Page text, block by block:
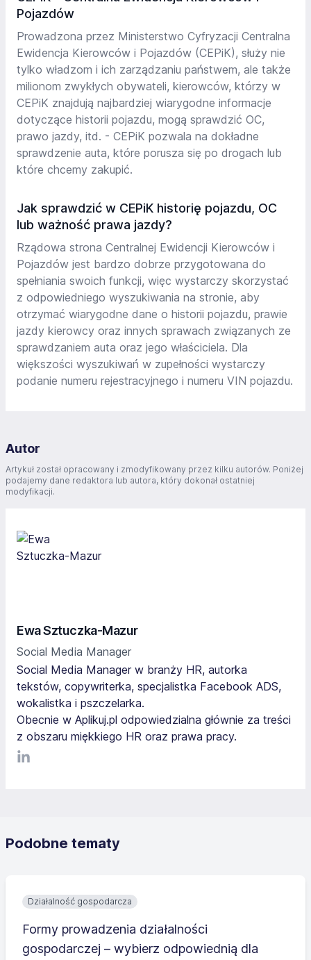
Pojazdów
Prowadzona przez Ministerstwo Cyfryzacji Centralna
Ewidencja Kierowców i Pojazdów (CEPiK), służy nie
tylko władzom i ich zarządzaniu państwem, ale także
milionom zwykłych obywateli, kierowców, którzy w
CEPiK znajdują najbardziej wiarygodne informacje
dotyczące historii pojazdu, mogą sprawdzić OC,
prawo jazdy, itd. - CEPiK pozwala na dokładne
sprawdzenie auta, które porusza się po drogach lub
które chcemy zakupić.
Jak sprawdzić w CEPiK historię pojazdu, OC
lub ważność prawa jazdy?
Rządowa strona Centralnej Ewidencji Kierowców i
Pojazdów jest bardzo dobrze przygotowana do
spełniania swoich funkcji, więc wystarczy skorzystać
z odpowiedniego wyszukiwania na stronie, aby
otrzymać wiarygodne dane o historii pojazdu, prawie
jazdy kierowcy oraz innych sprawach związanych ze
sprawdzaniem auta oraz jego właściciela. Dla
większości wyszukiwań w zupełności wystarczy
podanie numeru rejestracyjnego i numeru VIN pojazdu.
Autor
Artykuł został opracowany i zmodyfikowany przez kilku autorów. Poniżej
podajemy dane redaktora lub autora, który dokonał ostatniej
modyfikacji.
Ewa Sztuczka-Mazur
Social Media Manager
Social Media Manager w branży HR, autorka
tekstów, copywriterka, specjalistka Facebook ADS,
wokalistka i pszczelarka.
Obecnie w Aplikuj.pl odpowiedzialna głównie za treści
z obszaru miękkiego HR oraz prawa pracy.
LinkediIn
Podobne tematy
Działalność gospodarcza
Formy prowadzenia działalności
gospodarczej – wybierz odpowiednią dla